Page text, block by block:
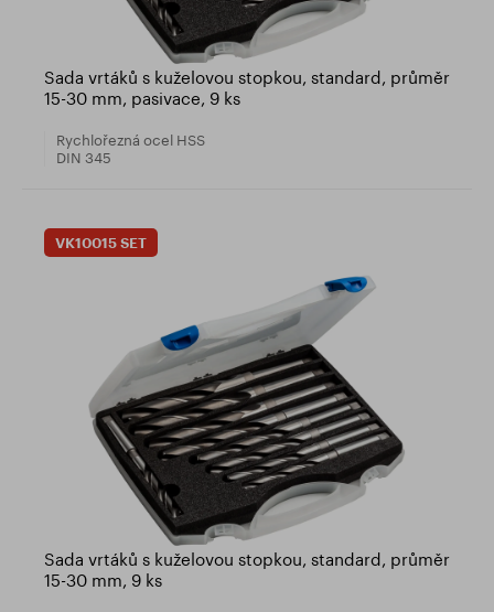
Sada vrtáků s kuželovou stopkou, standard, průměr
15-30 mm, pasivace, 9 ks
Rychlořezná ocel HSS
DIN 345
VK10015 SET
Sada vrtáků s kuželovou stopkou, standard, průměr
15-30 mm, 9 ks